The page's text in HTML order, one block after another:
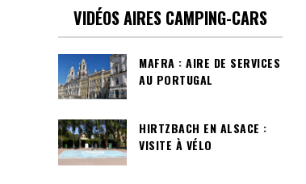
VIDÉOS AIRES CAMPING-CARS
MAFRA : AIRE DE SERVICES
AU PORTUGAL
HIRTZBACH EN ALSACE :
VISITE À VÉLO